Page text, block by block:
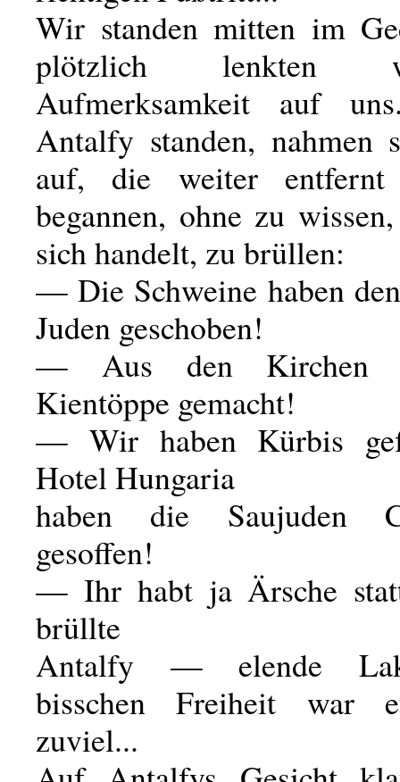
Wir standen mitten im
plötzlich
Aufmerksamkeit auf
Antalfy standen, nahmen
auf, die weiter
begannen, ohne zu
sich handelt, zu brüllen:
— Die Schweine haben
Juden geschoben!
— Aus den Kirchen
Kientöppe gemacht!
— Wir haben Kürbis
Hotel Hungaria
haben die Saujuden
gesoffen!
— Ihr habt ja Ärsche
brüllte
Antalfy — elende
bisschen Freiheit war
zuviel...